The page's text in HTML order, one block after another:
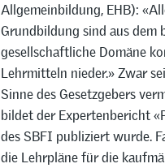
Allgemeinbildung, EHB):
Grundbildung sind aus
gesellschaftliche Domäne
Lehrmitteln nieder.» Zwar
Sinne des Gesetzgebers
bildet der Expertenbericht
des SBFI publiziert wurde.
die Lehrpläne für die